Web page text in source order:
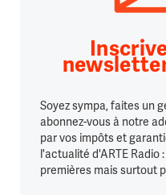
Soyez sympa, faites un
abonnez-vous à notre
par vos impôts et
l'actualité d'ARTE Radio
premières mais surtout